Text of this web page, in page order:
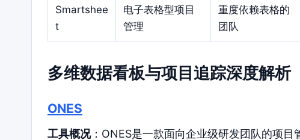
Smartshee
t
电子表格型项目
管理
重度依赖表格的
团队
多维数据看板与项目追踪深度解析
ONES
工具概况：ONES是一款面向企业级研发团队的项